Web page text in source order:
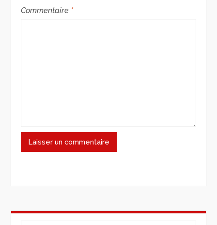
Commentaire *